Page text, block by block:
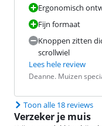
Ergonomisch
Fijn formaat
Knoppen zitten
scrollwiel
Lees hele review
Beoordeling door:
Deanne. Muizen
Datum:
Toon alle 18 reviews
Verzeker je muis